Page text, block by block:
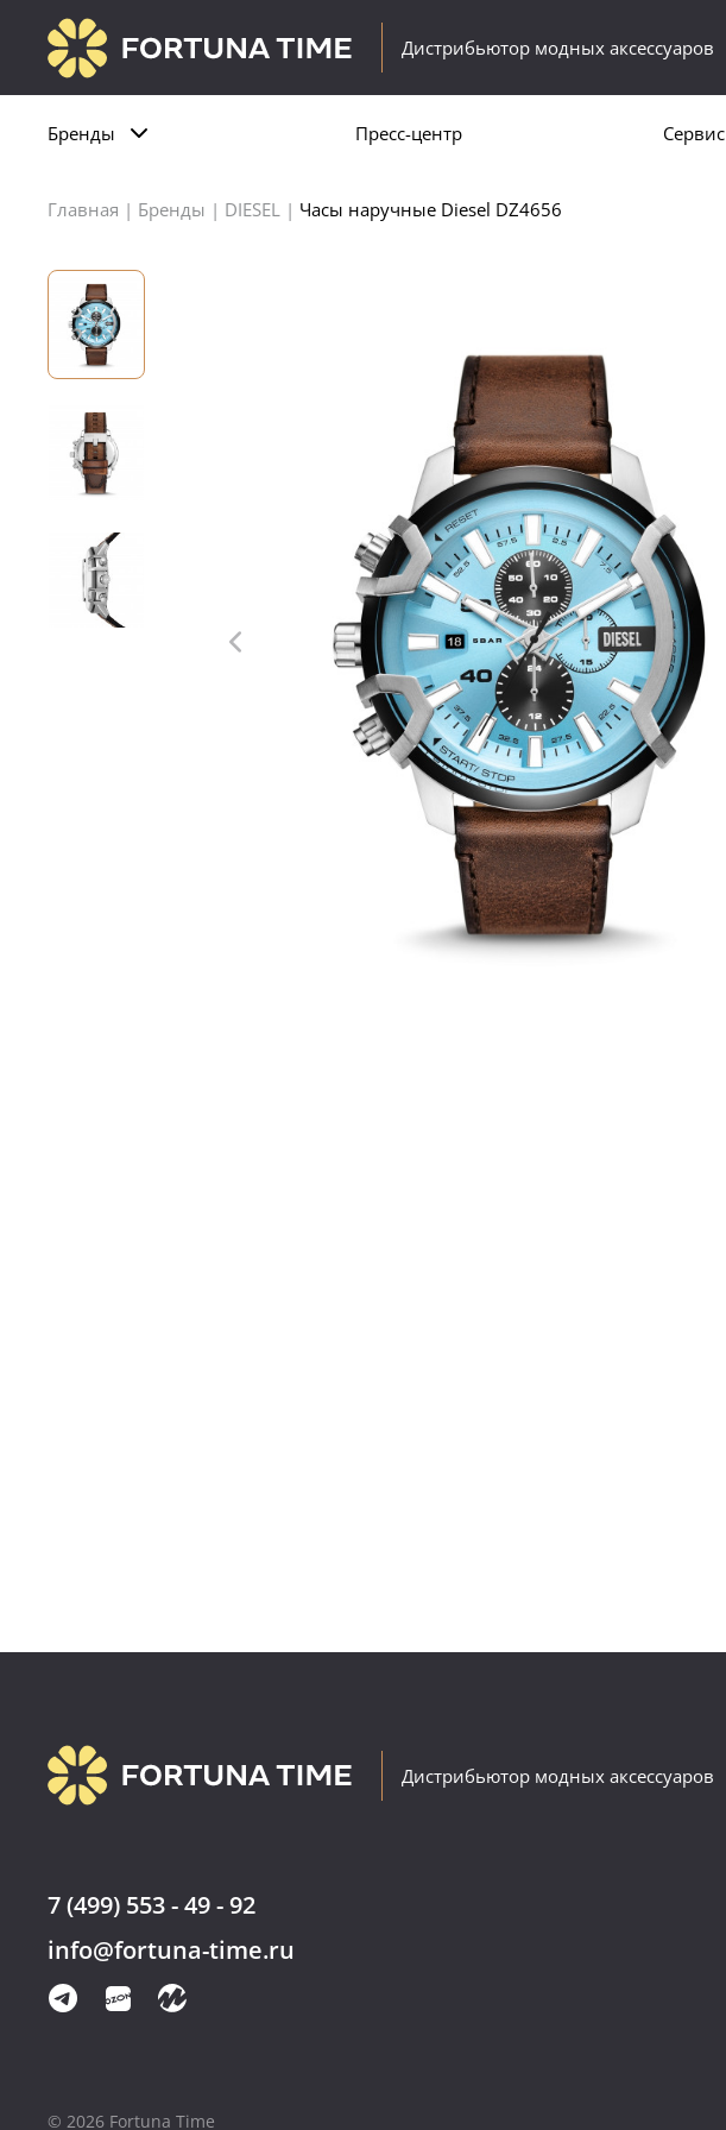
Дистрибьютор модных аксессуаров
Бренды Пресс-центр Сервис
Главная | Бренды | DIESEL | Часы наручные Diesel DZ4656
Дистрибьютор модных аксессуаров
7 (499) 553 - 49 - 92
info@fortuna-time.ru
© 2026 Fortuna Time